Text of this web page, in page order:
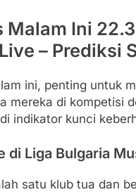
Ini
– Prediksi
ini, penting untuk
mereka di kompetisi
indikator kunci
di Liga Bulgaria
satu klub tua dan